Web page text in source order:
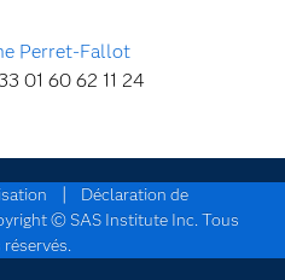
Perret-Fallot
01 60 62 11 24
| Déclaration de
© SAS Institute Inc. Tous